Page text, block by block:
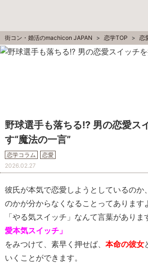
街コン・婚活のmachicon JAPAN 恋学TOP 恋
野球選手も落ちる!? 男の恋愛ス
す“魔法の一言”
恋学コラム 恋愛
2026.02.27
彼氏が本気で恋愛しようとしているのか
のかが分からなくなることってあります
「やる気スイッチ」なんて言葉がありま
愛本気スイッチ」
をみつけて、素早く押せば、 本命の彼女
いくことができます。